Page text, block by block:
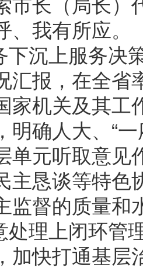
市长（局长）
、我有所应。
下沉上服务决
汇报，在全省
家机关及其工
明确人大、“
单元听取意见
主恳谈等特色
监督的质量和
处理上闭环管
加快打通基层